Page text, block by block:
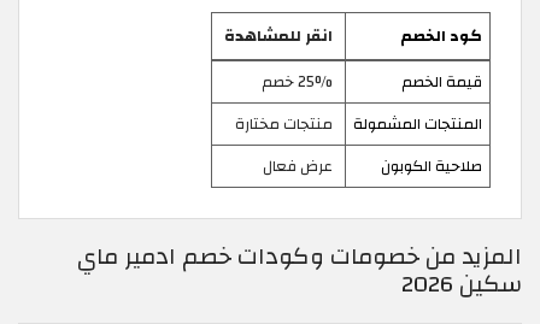
كود الخصم
انقر للمشاهدة
قيمة الخصم
25% خصم
المنتجات المشمولة
منتجات مختارة
صلاحية الكوبون
عرض فعال
المزيد من خصومات وكودات خصم ادمير ماي
سكين 2026